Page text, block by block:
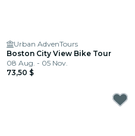
Urban AdvenTours
Boston City View Bike Tour
08 Aug. - 05 Nov.
73,50 $